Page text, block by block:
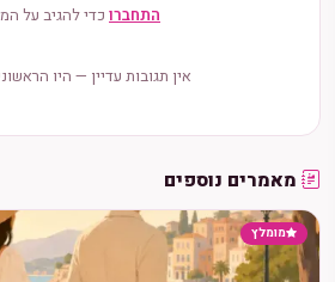
התחברו כדי להגיב על
אין תגובות עדיין — היו
מאמרים נוספים
מומלץ